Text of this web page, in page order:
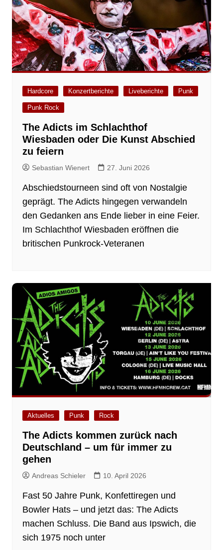
Hardcore Konzertberichte Liveberichte Punk
Punk Rock
The Adicts im Schlachthof
Wiesbaden oder Die Kunst Abschied
zu feiern
Sebastian Wienert 27. Juni 2026
Abschiedstourneen sind oft von Nostalgie
geprägt. The Adicts hingegen verwandeln
den Gedanken ans Ende lieber in eine Feier.
Im Schlachthof Wiesbaden eröffnen die
britischen Punkrock-Veteranen
Aktuelles Punk Rock
The Adicts kommen zurück nach
Deutschland – um für immer zu
gehen
Andreas Schieler 10. April 2026
Fast 50 Jahre Punk, Konfettiregen und
Bowler Hats – und jetzt das: The Adicts
machen Schluss. Die Band aus Ipswich, die
sich 1975 noch unter